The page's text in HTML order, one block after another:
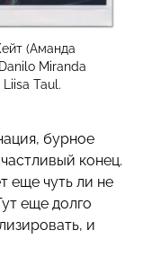
(Аманда
Miranda
Taul.
бурное
конец.
еще чуть ли не
еще долго
и